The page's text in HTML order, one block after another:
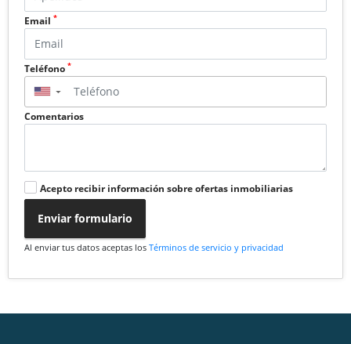
Email *
Teléfono *
▼
Comentarios
Acepto recibir información sobre ofertas inmobiliarias
Enviar formulario
Al enviar tus datos aceptas los Términos de servicio y privacidad